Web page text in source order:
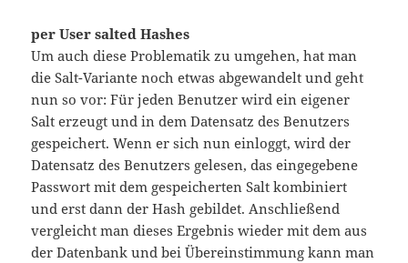
per User salted Hashes
Um auch diese Problematik zu umgehen, hat man
die Salt-Variante noch etwas abgewandelt und geht
nun so vor: Für jeden Benutzer wird ein eigener
Salt erzeugt und in dem Datensatz des Benutzers
gespeichert. Wenn er sich nun einloggt, wird der
Datensatz des Benutzers gelesen, das eingegebene
Passwort mit dem gespeicherten Salt kombiniert
und erst dann der Hash gebildet. Anschließend
vergleicht man dieses Ergebnis wieder mit dem aus
der Datenbank und bei Übereinstimmung kann man